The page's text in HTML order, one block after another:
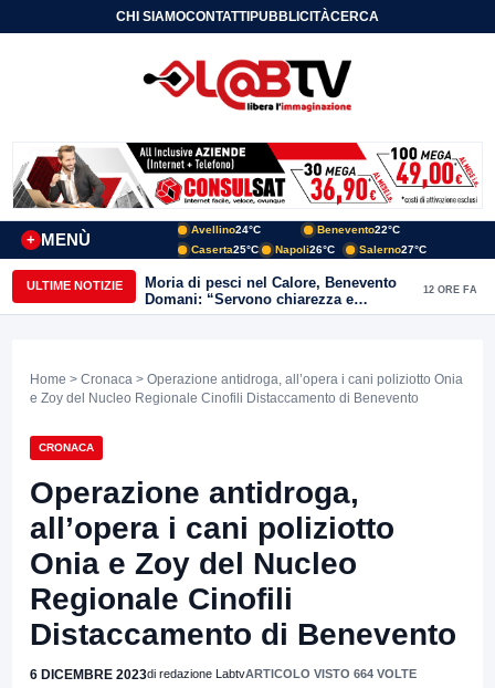
CHI SIAMOCONTATTIPUBBLICITÀCERCA
MENÙ
+
Avellino24°C Benevento22°C
Caserta25°C Napoli26°C Salerno27°C
ULTIME NOTIZIE
Moria di pesci nel Calore, Benevento
Domani: “Servono chiarezza e
approfondimenti sulla gestione
12 ORE FA
Home > Cronaca > Operazione antidroga, all’opera i cani poliziotto Onia
e Zoy del Nucleo Regionale Cinofili Distaccamento di Benevento
CRONACA
Operazione antidroga,
all’opera i cani poliziotto
Onia e Zoy del Nucleo
Regionale Cinofili
Distaccamento di Benevento
6 DICEMBRE 2023di redazione LabtvARTICOLO VISTO 664 VOLTE